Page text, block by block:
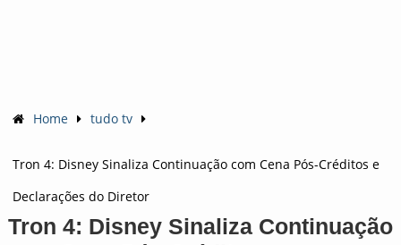
Home tudo tv
Tron 4: Disney Sinaliza Continuação com Cena Pós-Créditos e
Declarações do Diretor
Tron 4: Disney Sinaliza Continuação